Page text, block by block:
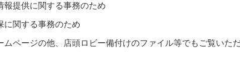
報提供に関する事務のため
に関する事務のため
ムページの他、店頭ロビー備付けのファイル等でもご覧いた